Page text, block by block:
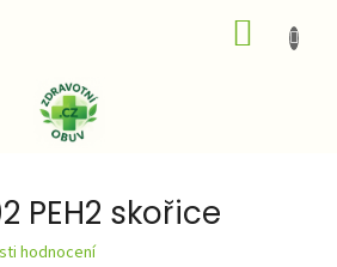
KOŠÍK
PEH2 skořice
hodnocení